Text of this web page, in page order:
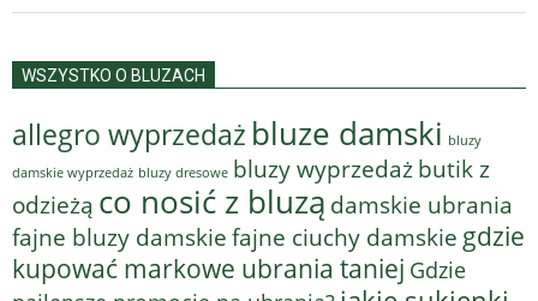
WSZYSTKO O BLUZACH
allegro wyprzedaż bluze damski bluzy
damskie wyprzedaż bluzy dresowe bluzy wyprzedaż butik z
odzieżą co nosić z bluzą damskie ubrania
fajne bluzy damskiefajne ciuchy damskie gdzie
kupować markowe ubrania taniej Gdzie